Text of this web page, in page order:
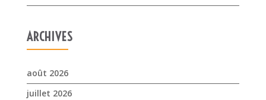
ARCHIVES
août 2026
juillet 2026